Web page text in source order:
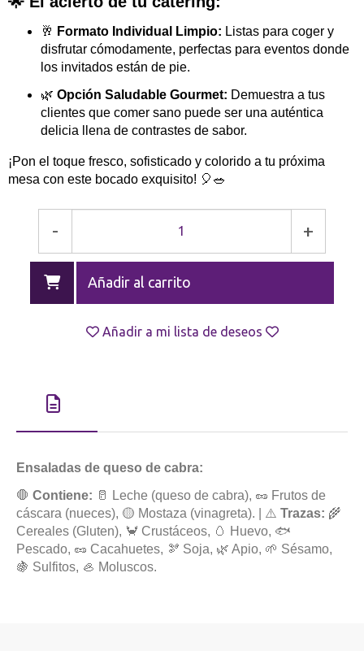
🥂 Formato Individual Limpio: Listas para coger y
disfrutar cómodamente, perfectas para eventos donde
los invitados están de pie.
🌿 Opción Saludable Gourmet: Demuestra a tus
clientes que comer sano puede ser una auténtica
delicia llena de contrastes de sabor.
¡Pon el toque fresco, sofisticado y colorido a tu próxima
mesa con este bocado exquisito! 🎈🥗
- +
Añadir al carrito
Añadir a mi lista de deseos
Ensaladas de queso de cabra:
🛑 Contiene: 🥛 Leche (queso de cabra), 🥜 Frutos de
cáscara (nueces), 🟡 Mostaza (vinagreta). | ⚠️ Trazas: 🌾
Cereales (Gluten), 🦀 Crustáceos, 🥚 Huevo, 🐟
Pescado, 🥜 Cacahuetes, 🫘 Soja, 🌿 Apio, 🌱 Sésamo,
🍇 Sulfitos, 🦪 Moluscos.